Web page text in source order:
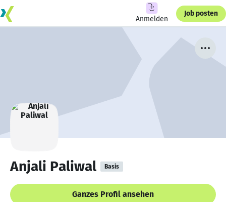
Anmelden
Job posten
Anjali Paliwal Basis
Ganzes Profil ansehen